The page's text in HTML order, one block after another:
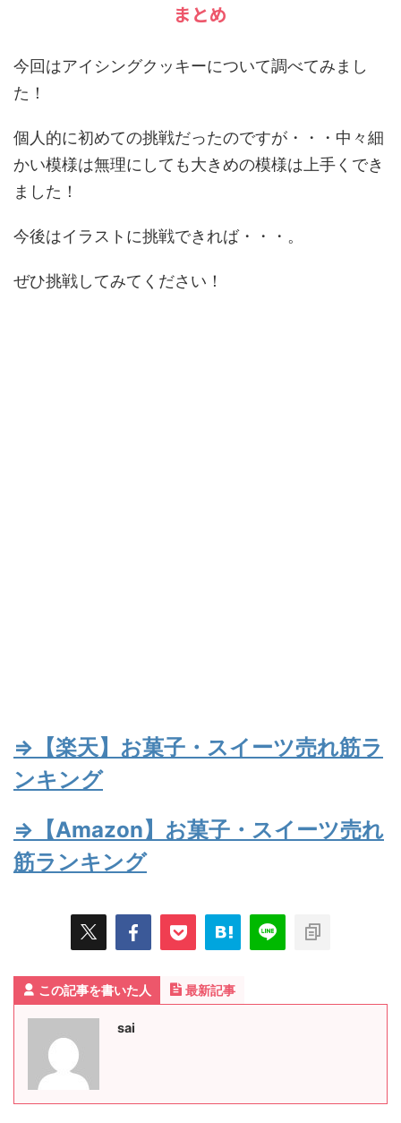
まとめ
今回はアイシングクッキーについて調べてみまし
た！
個人的に初めての挑戦だったのですが・・・中々細
かい模様は無理にしても大きめの模様は上手くでき
ました！
今後はイラストに挑戦できれば・・・。
ぜひ挑戦してみてください！
⇒【楽天】お菓子・スイーツ売れ筋ラ
ンキング
⇒【Amazon】お菓子・スイーツ売れ
筋ランキング
この記事を書いた人 最新記事
sai